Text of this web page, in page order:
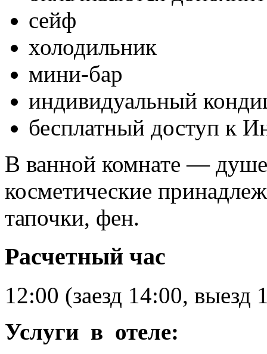
сейф
холодильник
мини-бар
индивидуальный
бесплатный доступ к
В ванной комнате —
косметические
тапочки, фен.
Расчетный час
12:00 (заезд 14:00, выезд
Услуги в отеле: